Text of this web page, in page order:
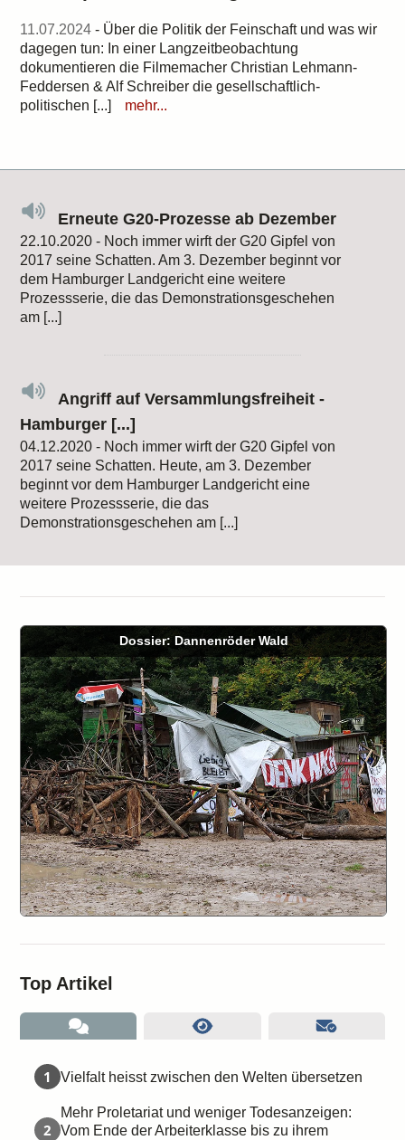
11.07.2024 - Über die Politik der Feinschaft und was wir
dagegen tun: In einer Langzeitbeobachtung
dokumentieren die Filmemacher Christian Lehmann-
Feddersen & Alf Schreiber die gesellschaftlich-
politischen [...]
mehr...
Erneute G20-Prozesse ab Dezember
22.10.2020 - Noch immer wirft der G20 Gipfel von
2017 seine Schatten. Am 3. Dezember beginnt vor
dem Hamburger Landgericht eine weitere
Prozessserie, die das Demonstrationsgeschehen
am [...]
Angriff auf Versammlungsfreiheit -
Hamburger [...]
04.12.2020 - Noch immer wirft der G20 Gipfel von
2017 seine Schatten. Heute, am 3. Dezember
beginnt vor dem Hamburger Landgericht eine
weitere Prozessserie, die das
Demonstrationsgeschehen am [...]
Dossier: Dannenröder Wald
Top Artikel
1 Vielfalt heisst zwischen den Welten übersetzen
2
Mehr Proletariat und weniger Todesanzeigen:
Vom Ende der Arbeiterklasse bis zu ihrem